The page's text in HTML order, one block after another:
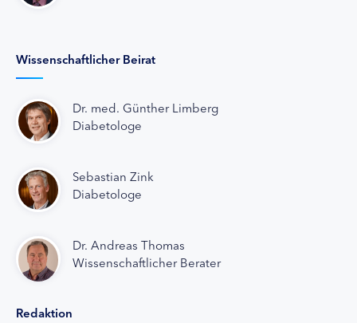
Wissenschaftlicher Beirat
Dr. med. Günther Limberg
Diabetologe
Sebastian Zink
Diabetologe
Dr. Andreas Thomas
Wissenschaftlicher Berater
Redaktion